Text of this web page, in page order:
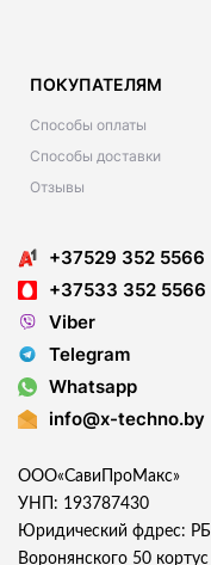
ПОКУПАТЕЛЯМ
Способы оплаты
Способы доставки
Отзывы
+37529 352 5566
+37533 352 5566
Viber
Telegram
Whatsapp
info@x-techno.by
ООО«СавиПроМакс»
УНП: 193787430
Юридический фдрес:
Воронянского 50